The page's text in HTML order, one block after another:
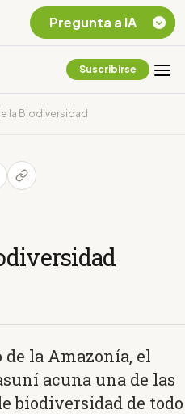
Suscribirse
la Biodiversidad
la Amazonía, el
acuna una de las
biodiversidad de todo
Pregunta a IA
Chevron Ecuador